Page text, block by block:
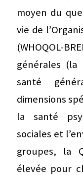
moyen du
vie de
(WHOQOL-
générales
santé
dimensions
la santé
sociales et
groupes, la
élevée pour